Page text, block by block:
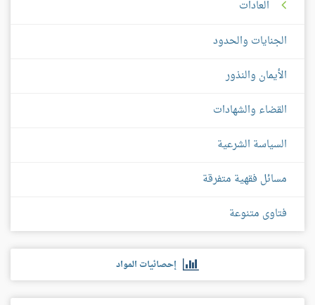
العادات
الجنايات والحدود
الأيمان والنذور
القضاء والشهادات
السياسة الشرعية
مسائل فقهية متفرقة
فتاوى متنوعة
إحصائيات المواد